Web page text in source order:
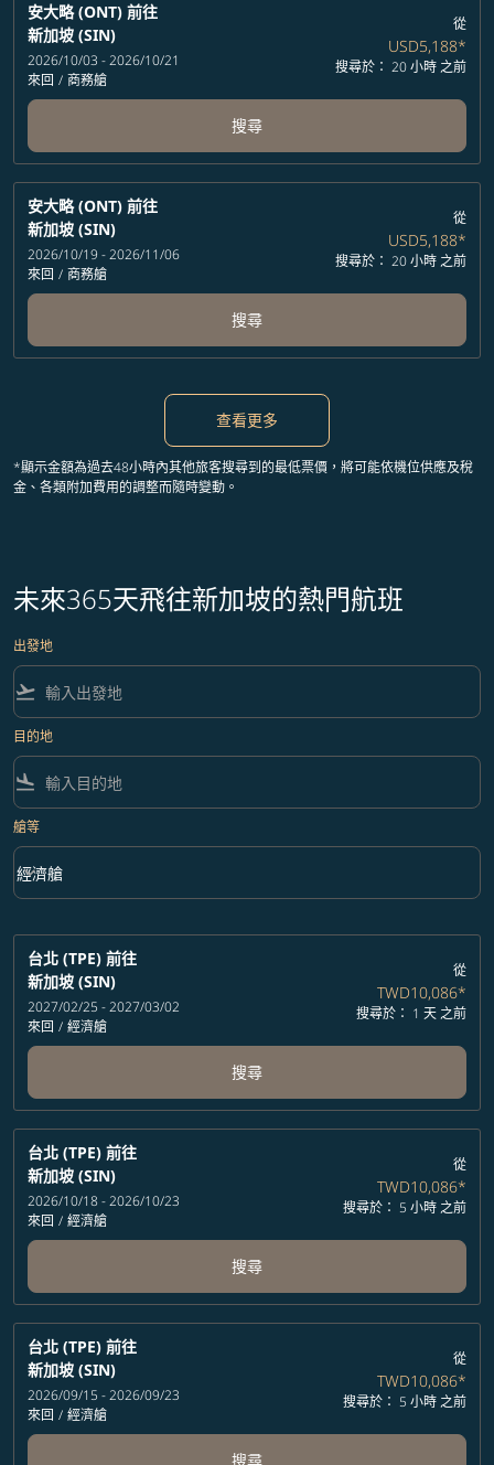
安大略 (ONT) 前往
新加坡 (SIN)
2026/10/03 - 2026/10/21
來回 / 商務艙
從
USD5,188*
搜尋於： 20 小時 之前
搜尋
安大略 (ONT) 前往
新加坡 (SIN)
2026/10/19 - 2026/11/06
來回 / 商務艙
從
USD5,188*
搜尋於： 20 小時 之前
搜尋
查看更多
*顯示金額為過去48小時內其他旅客搜尋到的最低票價，將可能依機位供應及稅
金、各類附加費用的調整而隨時變動。
未來365天飛往新加坡的熱門航班
出發地
flight_takeoff
目的地
flight_land
艙等
艙等 option 經濟艙 Selected
經濟艙
keyboard_arrow_down
台北 (TPE) 前往
新加坡 (SIN)
2027/02/25 - 2027/03/02
來回 / 經濟艙
從
TWD10,086*
搜尋於： 1 天 之前
搜尋
台北 (TPE) 前往
新加坡 (SIN)
2026/10/18 - 2026/10/23
來回 / 經濟艙
從
TWD10,086*
搜尋於： 5 小時 之前
搜尋
台北 (TPE) 前往
新加坡 (SIN)
2026/09/15 - 2026/09/23
來回 / 經濟艙
從
TWD10,086*
搜尋於： 5 小時 之前
搜尋